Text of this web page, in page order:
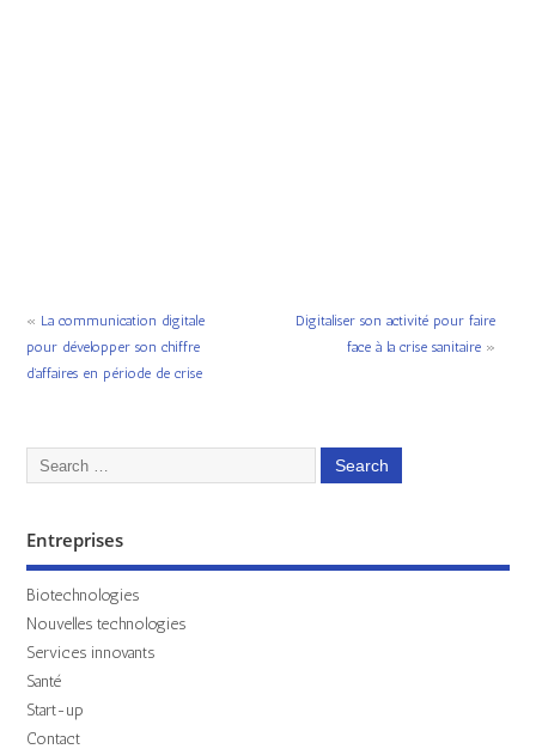
« La communication digitale
pour développer son chiffre
d’affaires en période de crise
Digitaliser son activité pour faire
face à la crise sanitaire»
Entreprises
Biotechnologies
Nouvelles technologies
Services innovants
Santé
Start-up
Contact